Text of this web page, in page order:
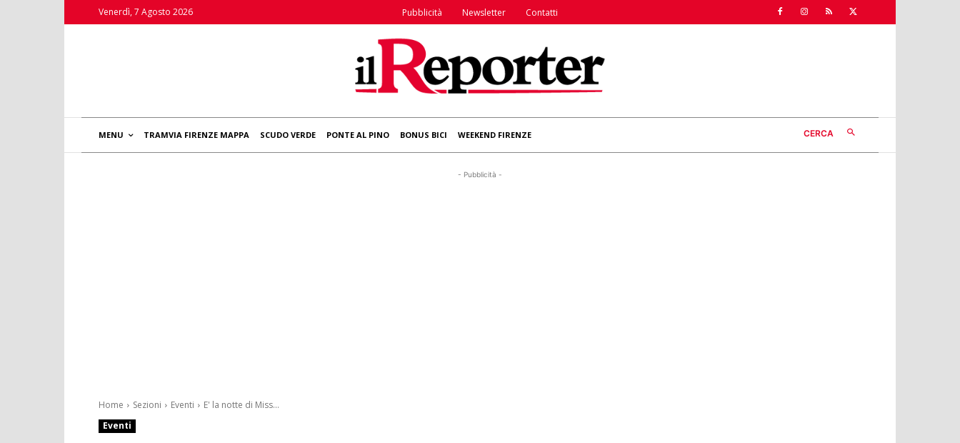
Venerdì, 7 Agosto 2026 Pubblicità Newsletter Contatti
MENU TRAMVIA FIRENZE MAPPA SCUDO VERDE PONTE AL PINO BONUS BICI WEEKEND FIRENZE CERCA
- Pubblicità -
Home Sezioni Eventi
E' la notte di Miss...
Eventi